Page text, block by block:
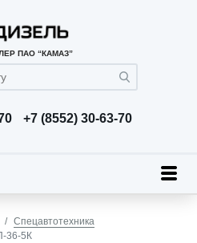
ПАО “КАМАЗ”
+7 (8552) 30-63-70
Спецавтотехника
36-5К